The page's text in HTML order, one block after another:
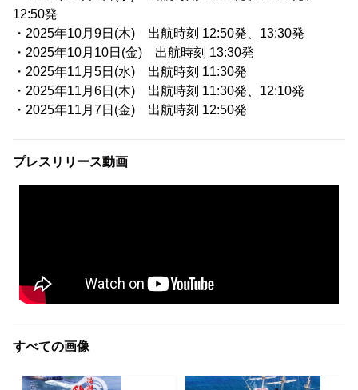
12:50発
・2025年10月9日(木) 出航時刻 12:50発、13:30発
・2025年10月10日(金) 出航時刻 13:30発
・2025年11月5日(水) 出航時刻 11:30発
・2025年11月6日(木) 出航時刻 11:30発、12:10発
・2025年11月7日(金) 出航時刻 12:50発
プレスリリース動画
すべての画像